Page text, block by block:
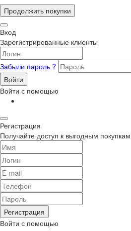
Продолжить покупки
Вход
Зарегистрированные клиенты
Забыли пароль ?
Войти
Войти с помощью
Регистрация
Получайте доступ к выгодным покупкам
Регистрация
Войти с помощью